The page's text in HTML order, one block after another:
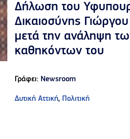
Δήλωση του
Δικαιοσύνης
μετά την ανάληψη
καθηκόντων του
Γράφει: Newsroom
Δυτική Αττική, Πολιτική